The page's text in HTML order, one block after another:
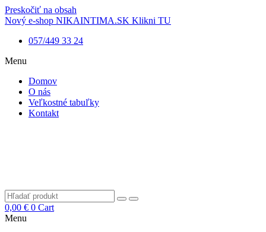
Preskočiť na obsah
Nový e-shop NIKAINTIMA.SK Klikni TU
057/449 33 24
Menu
Domov
O nás
Veľkostné tabuľky
Kontakt
0,00 € 0 Cart
Menu